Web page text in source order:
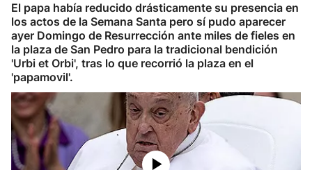
El papa había reducido drásticamente su presencia en
los actos de la Semana Santa pero sí pudo aparecer
ayer Domingo de Resurrección ante miles de fieles en
la plaza de San Pedro para la tradicional bendición
'Urbi et Orbi', tras lo que recorrió la plaza en el
'papamovil'.